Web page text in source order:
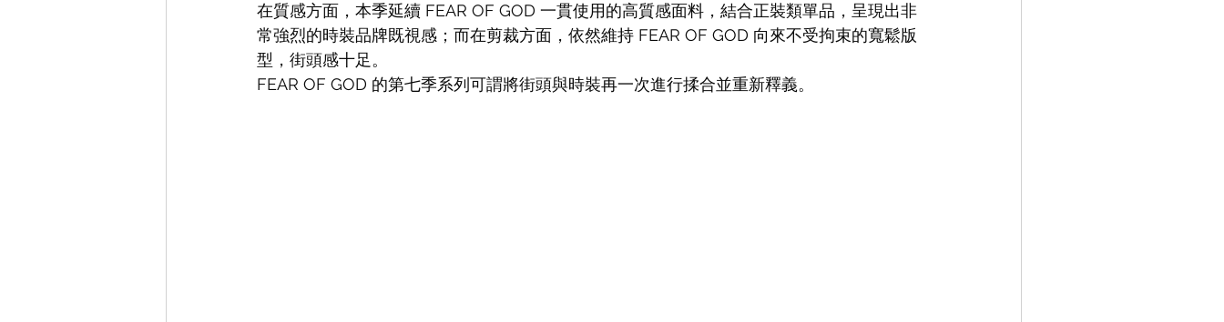
在質感方面，本季延續 FEAR OF GOD 一貫使用的高質感面料，結合正裝類單品，呈現出非
常強烈的時裝品牌既視感；而在剪裁方面，依然維持 FEAR OF GOD 向來不受拘束的寬鬆版
型，街頭感十足。
FEAR OF GOD 的第七季系列可謂將街頭與時裝再一次進行揉合並重新釋義。